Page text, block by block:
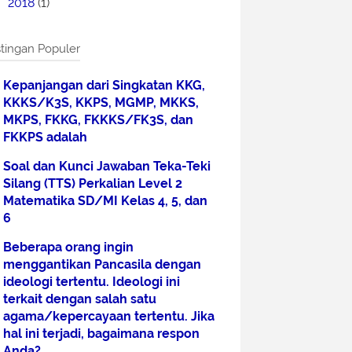
Populer
Kepanjangan dari Singkatan KKG,
KKKS/K3S, KKPS, MGMP, MKKS,
MKPS, FKKG, FKKKS/FK3S, dan
FKKPS adalah
Soal dan Kunci Jawaban Teka-Teki
Silang (TTS) Perkalian Level 2
Matematika SD/MI Kelas 4, 5, dan
6
Beberapa orang ingin
menggantikan Pancasila dengan
ideologi tertentu. Ideologi ini
terkait dengan salah satu
agama/kepercayaan tertentu. Jika
hal ini terjadi, bagaimana respon